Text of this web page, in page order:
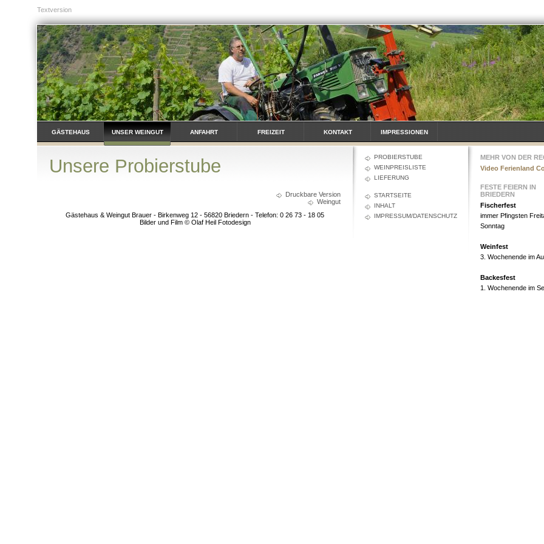
Textversion
GÄSTEHAUS UNSER WEINGUT ANFAHRT FREIZEIT KONTAKT IMPRESSIONEN
PROBIERSTUBE
WEINPREISLISTE
LIEFERUNG
STARTSEITE
INHALT
IMPRESSUM/DATENSCHUTZ
Unsere Probierstube
Druckbare Version
Weingut
Gästehaus & Weingut Brauer - Birkenweg 12 - 56820 Briedern - Telefon: 0 26 73 - 18 05
Bilder und Film © Olaf Heil Fotodesign
MEHR VON DER
Video Ferienland
FESTE FEIERN IN
BRIEDERN
Fischerfest
immer Pfingsten
Sonntag
Weinfest
3. Wochenende im
Backesfest
1. Wochenende im